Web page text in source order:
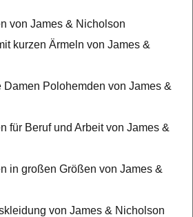
von James & Nicholson
kurzen Ärmeln von James &
Damen Polohemden von James &
für Beruf und Arbeit von James &
in großen Größen von James &
von James & Nicholson